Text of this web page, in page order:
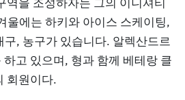
울에는 하키와 아이스 스케이팅,
, 농구가 있습니다. 알렉산드르
고 있으며, 형과 함께 베테랑 클
회원이다.